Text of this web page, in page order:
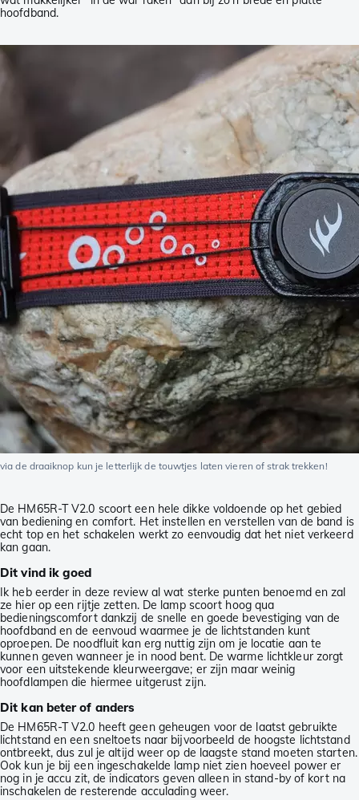
hoofdband.
via de draaiknop kun je letterlijk de touwtjes laten vieren of strak trekken!
De HM65R-T V2.0 scoort een hele dikke voldoende op het gebied
van bediening en comfort. Het instellen en verstellen van de band is
echt top en het schakelen werkt zo eenvoudig dat het niet verkeerd
kan gaan.
Dit vind ik goed
Ik heb eerder in deze review al wat sterke punten benoemd en zal
ze hier op een rijtje zetten. De lamp scoort hoog qua
bedieningscomfort dankzij de snelle en goede bevestiging van de
hoofdband en de eenvoud waarmee je de lichtstanden kunt
oproepen. De noodfluit kan erg nuttig zijn om je locatie aan te
kunnen geven wanneer je in nood bent. De warme lichtkleur zorgt
voor een uitstekende kleurweergave; er zijn maar weinig
hoofdlampen die hiermee uitgerust zijn.
Dit kan beter of anders
De HM65R-T V2.0 heeft geen geheugen voor de laatst gebruikte
lichtstand en een sneltoets naar bijvoorbeeld de hoogste lichtstand
ontbreekt, dus zul je altijd weer op de laagste stand moeten starten.
Ook kun je bij een ingeschakelde lamp niet zien hoeveel power er
nog in je accu zit, de indicators geven alleen in stand-by of kort na
inschakelen de resterende acculading weer.